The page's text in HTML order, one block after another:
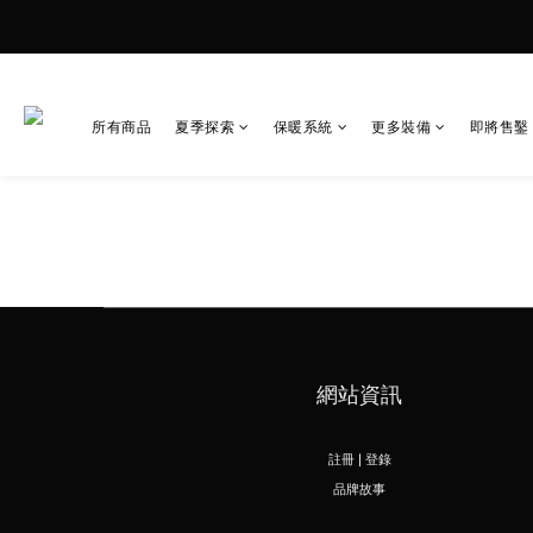
所有商品 夏季探索 保暖系統 更多裝備 即將售鑿
網站資訊
註冊 | 登錄
品牌故事